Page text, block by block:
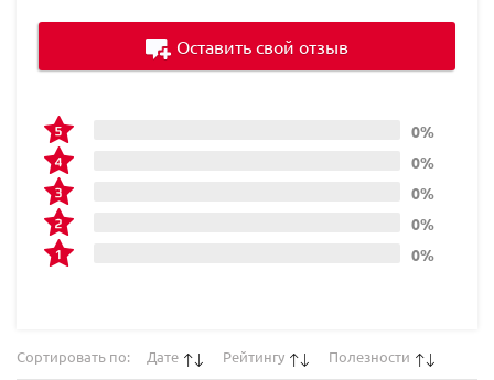
0%
0%
0%
0%
0%
Оставить свой отзыв
Сортировать по: Дате Рейтингу Полезности